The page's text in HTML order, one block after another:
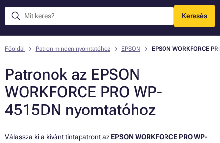
Keresés
Menü
Főoldal Patron minden nyomtatóhoz EPSON EPSON WORKFORCE
Patronok az EPSON
WORKFORCE PRO WP-
4515DN nyomtatóhoz
Válassza ki a kívánt tintapatront az EPSON WORKFORCE PRO WP-